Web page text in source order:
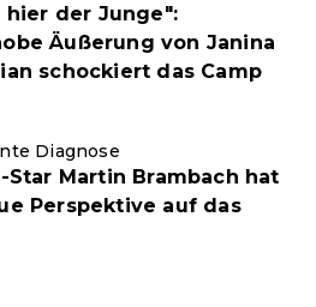
hier der Junge":
Äußerung von Janina
schockiert das Camp
Diagnose
Star Martin Brambach hat
Perspektive auf das